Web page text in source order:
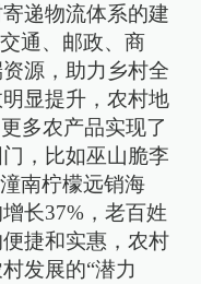
递物流体系的建
通、邮政、商
源，助力乡村全
显提升，农村地
多农产品实现了
，比如巫山脆李
南柠檬远销海
长37%，老百姓
捷和实惠，农村
发展的“潜力